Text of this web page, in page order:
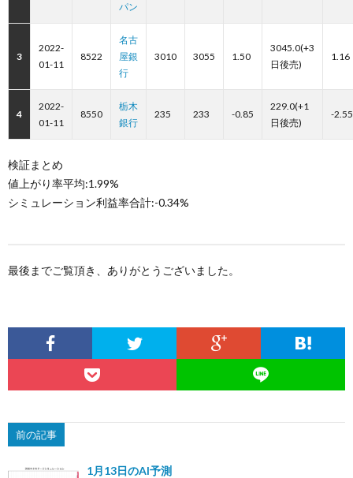
パン
3
2022-
01-11
8522
名古
屋銀
行
3010 3055 1.50
3045.0(+3
日後売)
1.16
4
2022-
01-11
8550
栃木
銀行
235 233 -0.85
229.0(+1
日後売)
-2.55
検証まとめ
値上がり率平均:1.99%
シミュレーション利益率合計:-0.34%
最後までご覧頂き、ありがとうございました。
前の記事
1月13日のAI予測